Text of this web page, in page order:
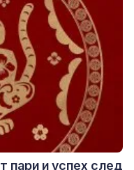
пари и успех след